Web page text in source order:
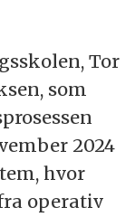
Tor
som
2024
hvor
operativ